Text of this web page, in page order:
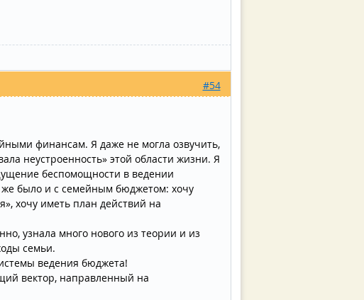
#54
финансам. Я даже не могла озвучить,
неустроенность» этой области жизни. Я
беспомощности в ведении
же было и с семейным бюджетом: хочу
хочу иметь план действий на
узнала много нового из теории и из
семьи.
ведения бюджета!
вектор, направленный на